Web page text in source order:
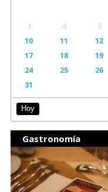
3
4 5
10
11 12
17
18 19
24
25 26
31
Hoy
Gastronomía